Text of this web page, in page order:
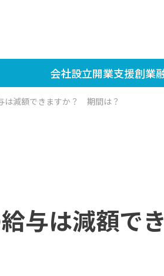
会社設立開業支援創業
は減額できますか？ 期間は？
与は減額で